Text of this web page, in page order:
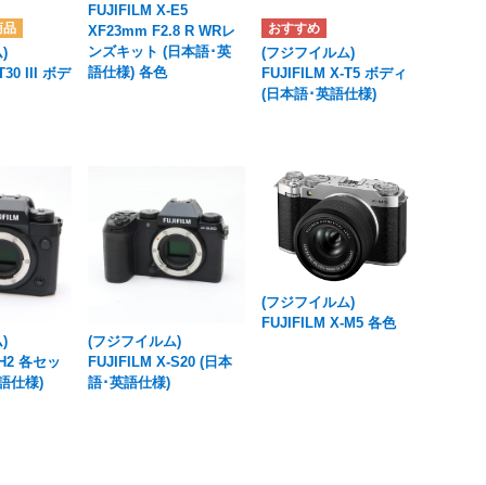
)
III ボデ
FUJIFILM X-E5
XF23mm F2.8 R WRレ
ンズキット (日本語･英
語仕様) 各色
(フジフイルム)
FUJIFILM X-T5 ボディ
(日本語･英語仕様)
)
各セッ
仕様)
(フジフイルム)
FUJIFILM X-S20 (日本
語･英語仕様)
(フジフイルム)
FUJIFILM X-M5 各色